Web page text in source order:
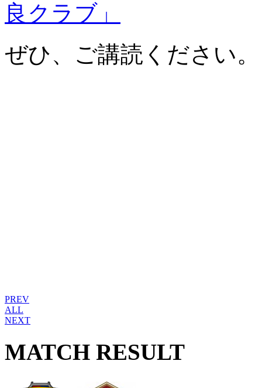
良クラブ」
ぜひ、ご講読ください。
PREV
ALL
NEXT
MATCH RESULT